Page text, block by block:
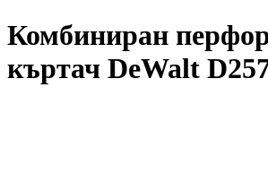
Комбиниран
къртач DeWalt